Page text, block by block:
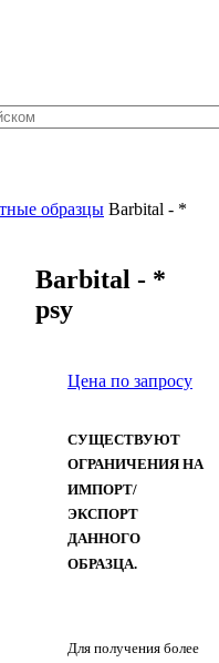
образцы Barbital - *
Barbital - *
psy
Цена по запросу
СУЩЕСТВУЮТ
ОГРАНИЧЕНИЯ НА
ИМПОРТ/
ЭКСПОРТ
ДАННОГО
ОБРАЗЦА.
Для получения более